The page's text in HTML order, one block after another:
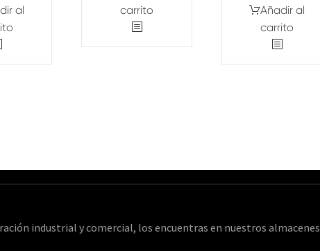
al
carrito
Añadir al
carrito
industrial y comercial, los encuentras en nuestros almacenes